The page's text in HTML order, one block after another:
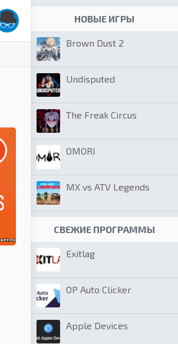
НОВЫЕ ИГРЫ
Brown Dust 2
Undisputed
The Freak Circus
OMORI
MX vs ATV Legends
СВЕЖИЕ ПРОГРАММЫ
Exitlag
OP Auto Clicker
Apple Devices